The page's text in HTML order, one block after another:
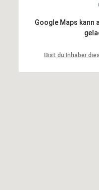
Google Maps kann
Bist du Inhaber
Google Maps kann
Bist du Inhaber